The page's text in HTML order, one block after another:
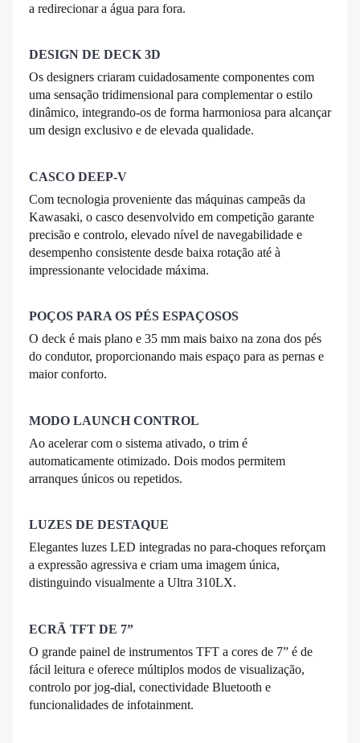
a redirecionar a água para fora.
DESIGN DE DECK 3D
Os designers criaram cuidadosamente componentes com
uma sensação tridimensional para complementar o estilo
dinâmico, integrando-os de forma harmoniosa para alcançar
um design exclusivo e de elevada qualidade.
CASCO DEEP-V
Com tecnologia proveniente das máquinas campeãs da
Kawasaki, o casco desenvolvido em competição garante
precisão e controlo, elevado nível de navegabilidade e
desempenho consistente desde baixa rotação até à
impressionante velocidade máxima.
POÇOS PARA OS PÉS ESPAÇOSOS
O deck é mais plano e 35 mm mais baixo na zona dos pés
do condutor, proporcionando mais espaço para as pernas e
maior conforto.
MODO LAUNCH CONTROL
Ao acelerar com o sistema ativado, o trim é
automaticamente otimizado. Dois modos permitem
arranques únicos ou repetidos.
LUZES DE DESTAQUE
Elegantes luzes LED integradas no para-choques reforçam
a expressão agressiva e criam uma imagem única,
distinguindo visualmente a Ultra 310LX.
ECRÃ TFT DE 7”
O grande painel de instrumentos TFT a cores de 7” é de
fácil leitura e oferece múltiplos modos de visualização,
controlo por jog-dial, conectividade Bluetooth e
funcionalidades de infotainment.